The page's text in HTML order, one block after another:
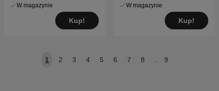
W magazynie
Kup!
W magazynie
Kup!
1 2 3 4 5 6 7 8 .. 9